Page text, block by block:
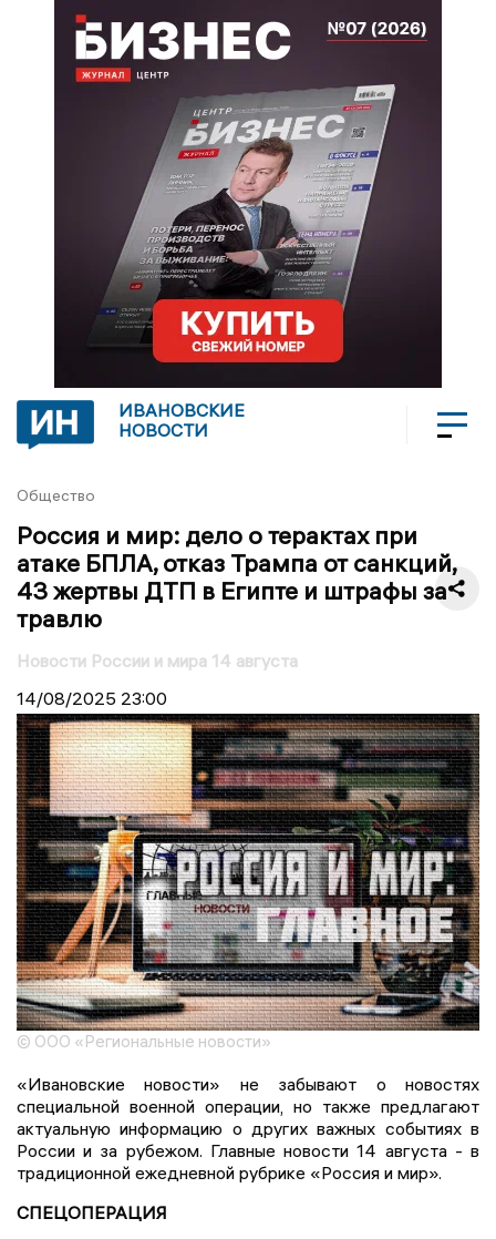
ИВАНОВСКИЕ
НОВОСТИ
Общество
Россия и мир: дело о терактах при
атаке БПЛА, отказ Трампа от санкций,
43 жертвы ДТП в Египте и штрафы за
травлю
Новости России и мира 14 августа
14/08/2025 23:00
© ООО «Региональные новости»
«Ивановские новости» не забывают о новостях
специальной военной операции, но также предлагают
актуальную информацию о других важных событиях в
России и за рубежом. Главные новости 14 августа - в
традиционной ежедневной рубрике «Россия и мир».
СПЕЦОПЕРАЦИЯ